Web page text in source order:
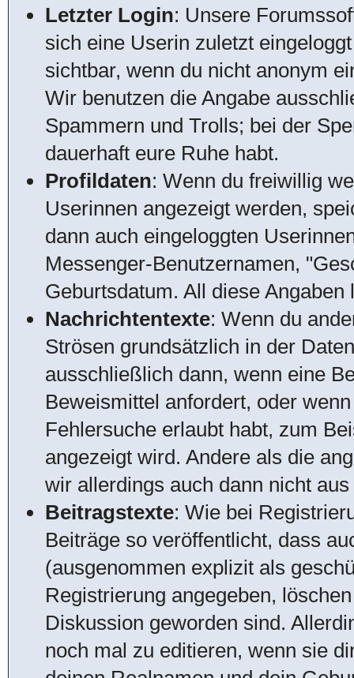
Letzter Login: Unsere
sich eine Userin zuletzt
sichtbar, wenn du nicht anonym
Wir benutzen die Angabe
Spammern und Trolls; bei der
dauerhaft eure Ruhe habt.
Profildaten: Wenn du freiwillig
Userinnen angezeigt werden,
dann auch eingeloggten
Messenger-Benutzernamen,
Geburtsdatum. All diese
Nachrichtentexte: Wenn du
Strösen grundsätzlich in der
ausschließlich dann, wenn eine
Beweismittel anfordert, oder
Fehlersuche erlaubt habt, zum
angezeigt wird. Andere als die
wir allerdings auch dann nicht
Beitragstexte: Wie bei
Beiträge so veröffentlicht, dass
(ausgenommen explizit als
Registrierung angegeben,
Diskussion geworden sind.
noch mal zu editieren, wenn sie